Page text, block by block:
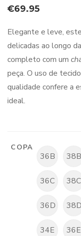
€69.95
Elegante e leve,
delicadas ao longo
completo com um
peça. O uso de
qualidade confere a
ideal.
COPA
36B 38B
36C 38C
36D 38D
34E 36E